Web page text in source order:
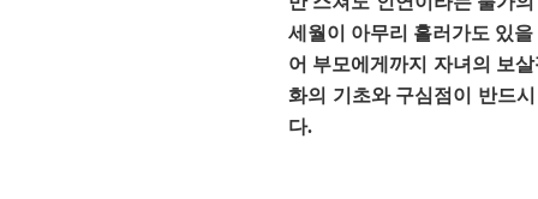
세월이 아무리 흘러가도 있
어 부모에게까지 자녀의 보
화의 기초와 구심점이 반드
다.